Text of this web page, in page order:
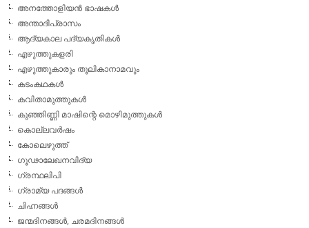
അനത്തോളിയന്‍ ഭാഷകള്‍
അന്താദിപ്രാസം
ആദ്യകാല പദ്യകൃതികള്‍
എഴുത്തുകളരി
എഴുത്തുകാരും തൂലികാനാമവും
കടംകഥകള്‍
കവിതാമുത്തുകള്‍
കുഞ്ഞിണ്ണി മാഷിന്റെ മൊഴിമുത്തുകള്‍
കൊല്ലവര്‍ഷം
കോലെഴുത്ത്
ഗൂഢാലേഖനവിദ്യ
ഗ്രന്ഥലിപി
ഗ്രാമ്യ പദങ്ങള്‍
ചിഹ്നങ്ങള്‍
ജന്മദിനങ്ങള്‍, ചരമദിനങ്ങള്‍